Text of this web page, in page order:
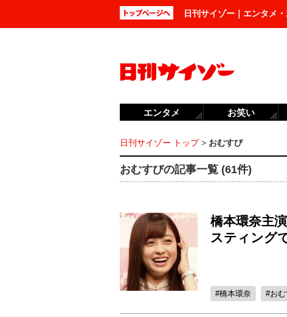
日刊サイゾー｜エンタメ
日刊サイゾー トップ> おむすび
おむすびの記事一覧 (61件)
橋本環奈主
スティング
橋本環奈 お
エンタメ お笑い